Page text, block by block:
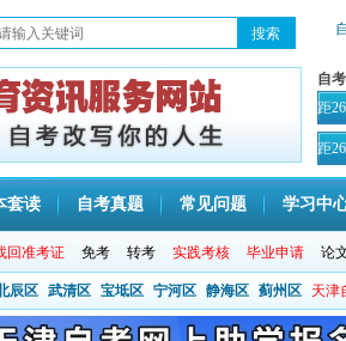
自
距
距
套读 自考真题 常见问题 学习中
回准考证 免考 转考 实践考核 毕业申请 论
辰区 武清区 宝坻区 宁河区 静海区 蓟州区 天津